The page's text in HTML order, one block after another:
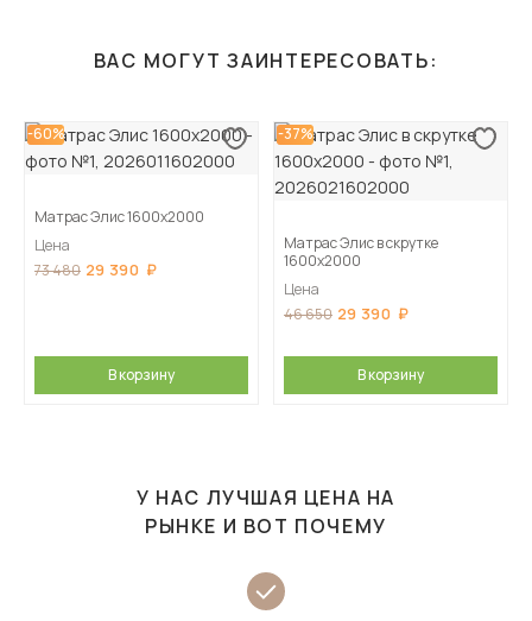
ВАС МОГУТ ЗАИНТЕРЕСОВАТЬ:
-60%
Матрас Элис 1600х2000
Цена
73 480 29 390
В корзину
-37%
Матрас Элис в скрутке
1600х2000
Цена
46 650 29 390
В корзину
У НАС ЛУЧШАЯ ЦЕНА НА
РЫНКЕ И ВОТ ПОЧЕМУ